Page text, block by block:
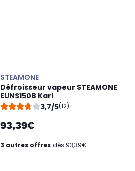
STEAMONE
Défroisseur vapeur STEAMONE
EUNS150B Karl
3,7/5(12)
93,39€
3 autres offres dès 93,39€